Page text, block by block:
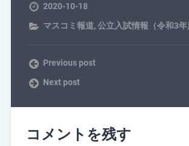
2020-10-18
マスコミ報道,公立入試情報（令和3年
Previous post
Next post
コメントを残す